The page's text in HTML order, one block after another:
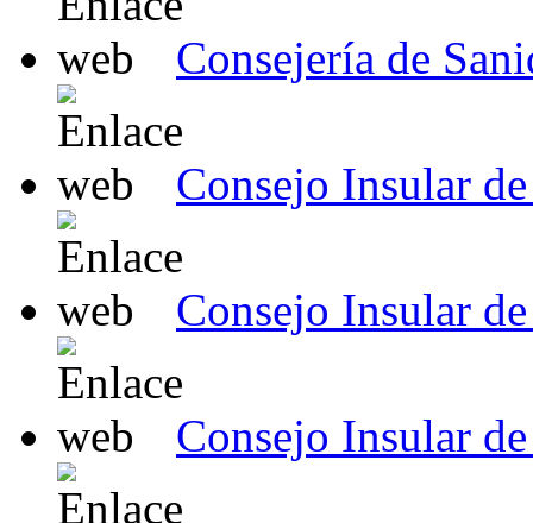
Consejería de
Consejo Insular
Consejo Insular
Consejo Insular